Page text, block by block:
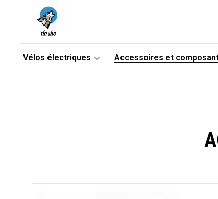
Vélos électriques Accessoires et